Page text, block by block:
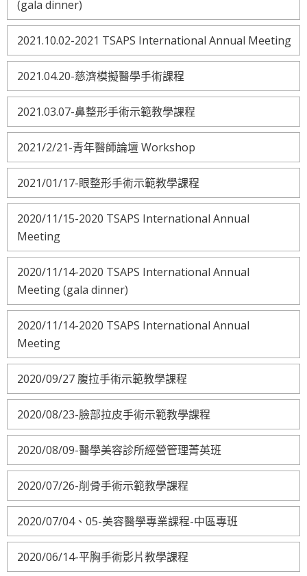
(gala dinner)
2021.10.02-2021 TSAPS International Annual Meeting
2021.04.20-慈濟模擬醫學手術課程
2021.03.07-鼻整形手術示範教學課程
2021/2/21-青年醫師論壇 Workshop
2021/01/17-眼整形手術示範教學課程
2020/11/15-2020 TSAPS International Annual
Meeting
2020/11/14-2020 TSAPS International Annual
Meeting (gala dinner)
2020/11/14-2020 TSAPS International Annual
Meeting
2020/09/27 腹拉手術示範教學課程
2020/08/23-臉部拉皮手術示範教學課程
2020/08/09-醫學美容診所經營管理菁英班
2020/07/26-削骨手術示範教學課程
2020/07/04、05-美容醫學專業課程-中區專班
2020/06/14-平胸手術影片教學課程